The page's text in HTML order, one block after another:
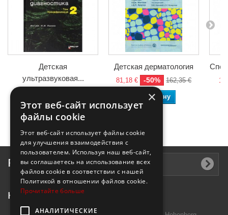
Детская
ультразвуковая...
В корзину
Детская дерматология
81,18 € -50% 162,35 €
В корзину
Рассылка
Контактная информация
×
Этот веб-сайт использует
файлы cookie
Этот веб-сайт использует файлы cookie
для улучшения взаимодействия с
пользователем. Используя наш веб-сайт,
вы соглашаетесь на использование всех
файлов cookie в соответствии с нашей
Политикой в ​​отношении файлов cookie.
Прочитайте больше
АНАЛИТИЧЕСКИЕ